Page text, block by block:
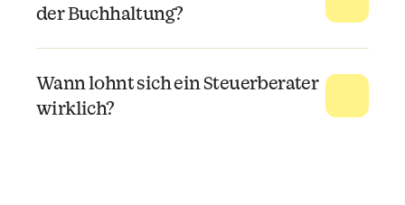
der Buchhaltung?
Wann lohnt sich ein Steuerberater
wirklich?